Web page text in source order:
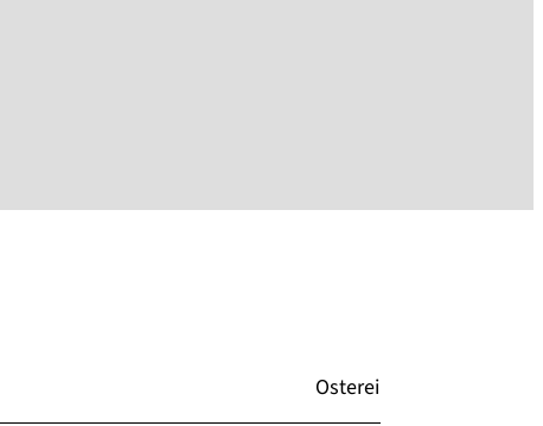
Osterei